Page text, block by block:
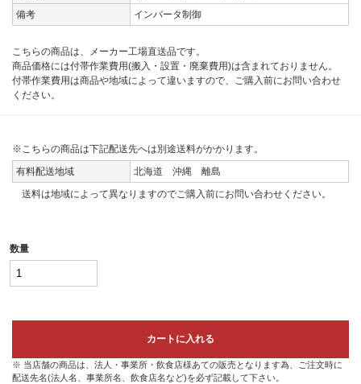
備考
インバータ制御
こちらの商品は、メーカー工場直送品です。
商品価格には付帯作業費用(搬入・設置・廃棄費用)は含まれておりません。
付帯作業費用は商品や地域によって違いますので、ご購入前にお問い合わせ
ください。
※こちらの商品は下記配送先へは別途送料がかかります。
有料配送地域
北海道 沖縄 離島
送料は地域によって異なりますのでご購入前にお問い合わせください。
数量
カートに入れる
※ 当店舗の商品は、法人・事業所・飲食店様あての販売となります為、ご注文時に
配送先名(法人名、事業所名、飲食店名など)を必ず記載して下さい。